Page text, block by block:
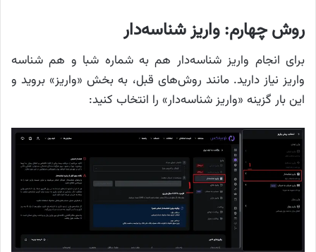
روش چهارم: واریز شناسه‌دار
برای انجام واریز شناسه‌دار هم به شماره شبا و هم شناسه
واریز نیاز دارید. مانند روش‌های قبل، به بخش «واریز» بروید و
این بار گزینه «واریز شناسه‌دار» را انتخاب کنید: